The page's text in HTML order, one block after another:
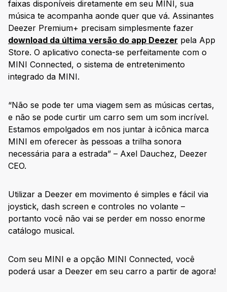
faixas disponíveis diretamente em seu MINI, sua
música te acompanha aonde quer que vá. Assinantes
Deezer Premium+ precisam simplesmente fazer
download da última versão do app Deezer pela App
Store. O aplicativo conecta-se perfeitamente com o
MINI Connected, o sistema de entretenimento
integrado da MINI.
“Não se pode ter uma viagem sem as músicas certas,
e não se pode curtir um carro sem um som incrível.
Estamos empolgados em nos juntar à icônica marca
MINI em oferecer às pessoas a trilha sonora
necessária para a estrada” – Axel Dauchez, Deezer
CEO.
Utilizar a Deezer em movimento é simples e fácil via
joystick, dash screen e controles no volante –
portanto você não vai se perder em nosso enorme
catálogo musical.
Com seu MINI e a opção MINI Connected, você
poderá usar a Deezer em seu carro a partir de agora!